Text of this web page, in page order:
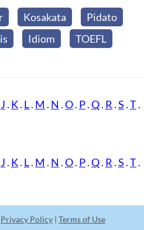
Kosakata
Pidato
Idiom
TOEFL
J . K. L. M . N .O. P.Q. R .S .T.
J . K. L. M . N .O. P.Q. R .S .T.
Privacy Policy | Terms of Use